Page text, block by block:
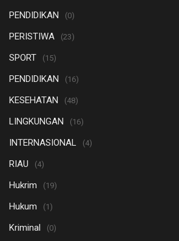
PENDIDIKAN (0)
PERISTIWA (23)
SPORT (15)
PENDIDIKAN (16)
KESEHATAN (48)
LINGKUNGAN (16)
INTERNASIONAL (4)
RIAU (4)
Hukrim (19)
Hukum (1)
Kriminal (0)